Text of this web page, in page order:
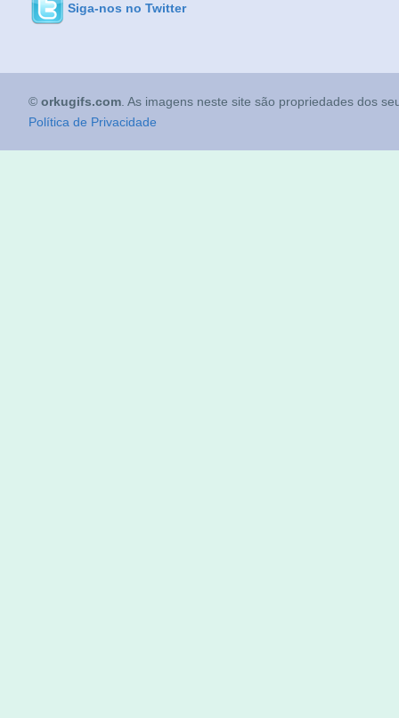
Siga-nos no Twitter
© orkugifs.com . As imagens neste site são propriedades dos
Política de Privacidade